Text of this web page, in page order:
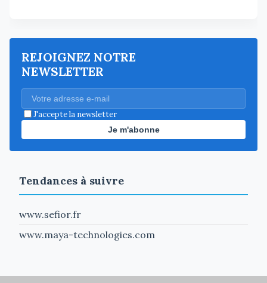
REJOIGNEZ NOTRE
NEWSLETTER
J'accepte la newsletter
Je m'abonne
Tendances à suivre
www.sefior.fr
www.maya-technologies.com